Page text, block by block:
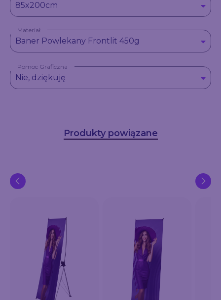
85x200cm
Materiał
Baner Powlekany Frontlit 450g
Pomoc Graficzna
Nie, dziękuję
Produkty powiązane